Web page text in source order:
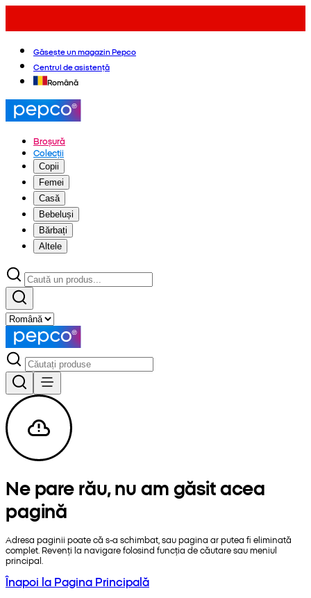
Găsește un magazin Pepco
Centrul de asistență
Română
Broșură
Colecții
Copii
Femei
Casă
Bebeluși
Bărbați
Altele
Ne pare rău, nu am găsit acea
pagină
Adresa paginii poate că s-a schimbat, sau pagina ar putea fi eliminată
complet. Revenți la navigare folosind funcția de căutare sau meniul
principal.
Înapoi la Pagina Principală